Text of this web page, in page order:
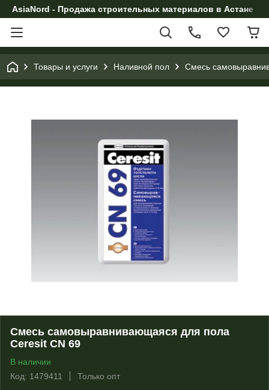
AsiaNord - Продажа строительных материалов в Астане
Товары и услуги Наливной пол Смесь
Смесь самовыравнивающаяся для пола
Ceresit CN 69
В наличии
Код: 1479411
Только опт